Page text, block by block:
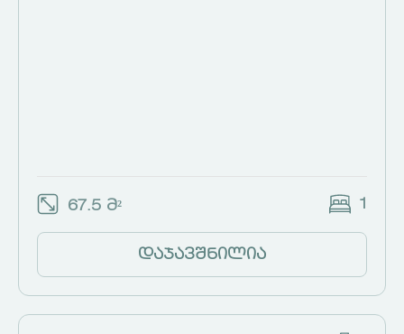
67.5 მ² 1
დაჯავშნილია